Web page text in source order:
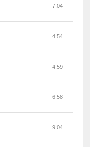
7:04
4:54
4:59
6:58
9:04